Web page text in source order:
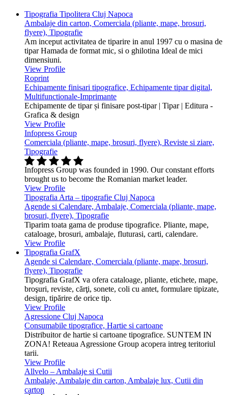
Tipografia Tipolitera Cluj Napoca
Ambalaje din carton, Comerciala (pliante, mape, brosuri,
flyere), Tipografie
Am inceput activitatea de tiparire in anul 1997 cu o masina de
tipar Hamada de format mic, si o ghilotina Ideal de mici
dimensiuni.
View Profile
Roprint
Echipamente finisari tipografice, Echipamente tipar digital,
Multifunctionale-Imprimante
Echipamente de tipar și finisare post-tipar | Tipar | Editura -
Grafica & design
View Profile
Infopress Group
Comerciala (pliante, mape, brosuri, flyere), Reviste si ziare,
Tipografie
Infopress Group was founded in 1990. Our constant efforts
brought us to become the Romanian market leader.
View Profile
Tipografia Arta – tipografie Cluj Napoca
Agende si Calendare, Ambalaje, Comerciala (pliante, mape,
brosuri, flyere), Tipografie
Tiparim toata gama de produse tipografice. Pliante, mape,
cataloage, brosuri, ambalaje, fluturasi, carti, calendare.
View Profile
Tipografia GrafX
Agende si Calendare, Comerciala (pliante, mape, brosuri,
flyere), Tipografie
Tipografia GrafX va ofera cataloage, pliante, etichete, mape,
broşuri, reviste, cărţi, sonete, coli cu antet, formulare tipizate,
design, tipărire de orice tip.
View Profile
Agressione Cluj Napoca
Consumabile tipografice, Hartie si cartoane
Distribuitor de hartie si cartoane tipografice. SUNTEM IN
ZONA! Reteaua Agressione Group acopera intreg teritoriul
tarii.
View Profile
Allvelo – Ambalaje si Cutii
Ambalaje, Ambalaje din carton, Ambalaje lux, Cutii din
carton